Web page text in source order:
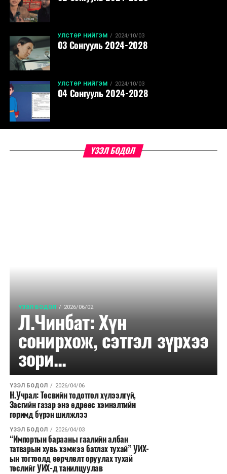
УЛСТӨР НИЙГЭМ 2024/10/03
03 Сонгууль 2024-2028
УЛСТӨР НИЙГЭМ 2024/10/03
04 Сонгууль 2024-2028
ҮЗЭЛ БОДОЛ
ҮЗЭЛ БОДОЛ 2026/06/02
Л.Чинбат: Хүн
сонирхож, сэтгэл зүрхээ
зори...
ҮЗЭЛ БОДОЛ 2026/04/06
Н.Учрал: Төсвийн тодотгол хүлээлгүй,
Засгийн газар энэ өдрөөс хэмнэлтийн
горимд бүрэн шилжлээ
ҮЗЭЛ БОДОЛ 2026/04/03
“Импортын барааны гаалийн албан
татварын хувь хэмжээ батлах тухай” УИХ-
ын тогтоолд өөрчлөлт оруулах тухай
төслийг УИХ-д танилцуулав